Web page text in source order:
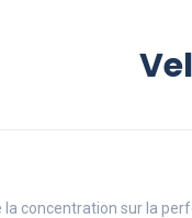
la concentration sur la